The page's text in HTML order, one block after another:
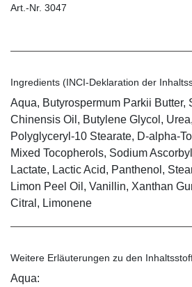
Art.-Nr. 3047
Ingredients (INCI-Deklaration der
Aqua, Butyrospermum Parkii Butter,
Chinensis Oil, Butylene Glycol,
Polyglyceryl-10 Stearate, D-alpha-
Mixed Tocopherols, Sodium
Lactate, Lactic Acid, Panthenol,
Limon Peel Oil, Vanillin, Xanthan
Citral, Limonene
Weitere Erläuterungen zu den
Aqua: